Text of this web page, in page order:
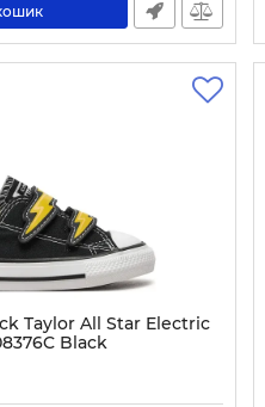
Taylor All Star Electric
Black
20